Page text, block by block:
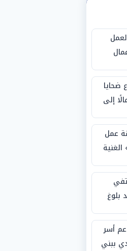
ضحايا
إلى
عمل
بلوغ
أسر
ببني